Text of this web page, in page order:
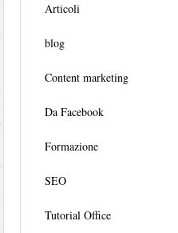
Articoli
blog
Content marketing
Da Facebook
Formazione
SEO
Tutorial Office